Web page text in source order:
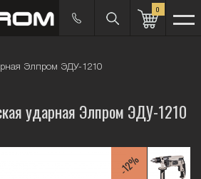
0
Элпром ЭДУ-1210
ударная Элпром ЭДУ-1210
-12%